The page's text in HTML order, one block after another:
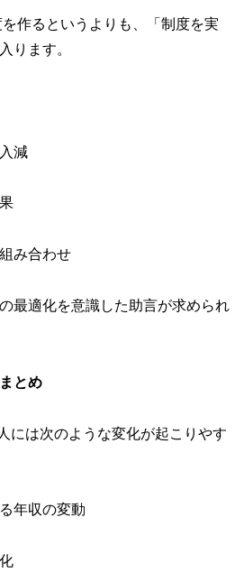
作るというよりも、「制度を実
ります。
減
み合わせ
最適化を意識した助言が求められ
とめ
には次のような変化が起こりやす
年収の変動